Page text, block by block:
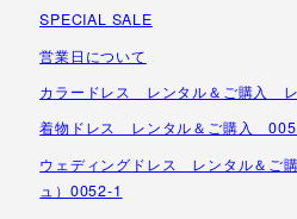
SPECIAL SALE
営業日について
カラードレス レンタル＆ご購入
着物ドレス レンタル＆ご購入
ウェディングドレス レンタル＆ご
ュ）0052-1